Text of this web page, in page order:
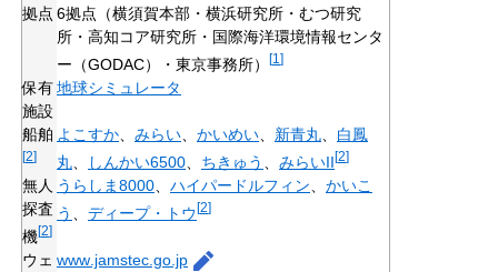
拠点 6拠点（横須賀本部・横浜研究所・むつ研究
所・高知コア研究所・国際海洋環境情報センタ
ー（GODAC）・東京事務所）
[1 ]
保有
施設
地球シミュレータ
船舶
[2]
よこすか みらい かいめい 新青丸
白鳳
丸
しんかい6500 ちきゅう みらいII[2]
無人
探査
機[2]
うらしま8000 ハイパードルフィン
かいこ
う
ディープ・トウ[2]
ウェ www .jamstec .go .jp